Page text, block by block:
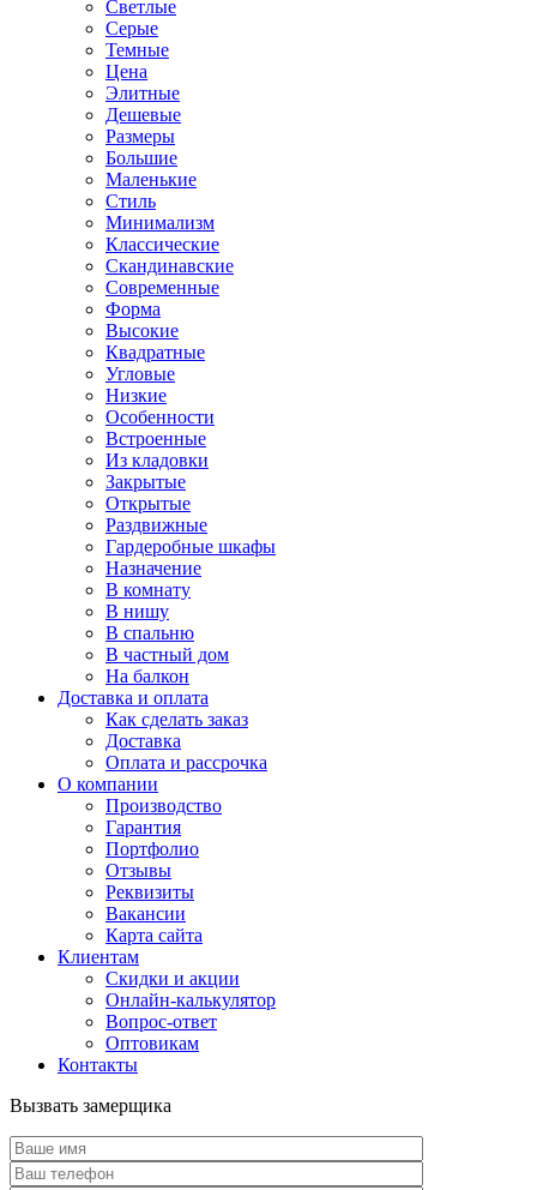
Светлые
Серые
Темные
Цена
Элитные
Дешевые
Размеры
Большие
Маленькие
Стиль
Минимализм
Классические
Скандинавские
Современные
Форма
Высокие
Квадратные
Угловые
Низкие
Особенности
Встроенные
Из кладовки
Закрытые
Открытые
Раздвижные
Гардеробные шкафы
Назначение
В комнату
В нишу
В спальню
В частный дом
На балкон
Доставка и оплата
Как сделать заказ
Доставка
Оплата и рассрочка
О компании
Производство
Гарантия
Портфолио
Отзывы
Реквизиты
Вакансии
Карта сайта
Клиентам
Скидки и акции
Онлайн-калькулятор
Вопрос-ответ
Оптовикам
Контакты
Вызвать замерщика